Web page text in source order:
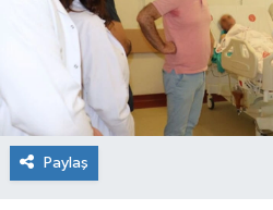
Paylaş